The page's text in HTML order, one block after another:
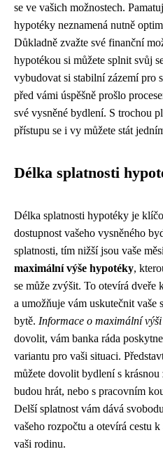
se ve vašich možnostech.
hypotéky neznamená nutně
Důkladně zvažte své finanční
hypotékou si můžete splnit svůj
vybudovat si stabilní zázemí pro
před vámi úspěšně prošlo
své vysněné bydlení. S trochou
přístupu se i vy můžete stát
Délka splatnosti
Délka splatnosti hypotéky je
dostupnost vašeho vysněného
splatnosti, tím nižší jsou vaše
maximální výše hypotéky,
se může zvýšit. To otevírá dveře
a umožňuje vám uskutečnit vaše
bytě. Informace o maximální
dovolit, vám banka ráda
variantu pro vaši situaci.
můžete dovolit bydlení s krásnou
budou hrát, nebo s pracovním
Delší splatnost vám dává
vašeho rozpočtu a otevírá cestu
vaši rodinu.